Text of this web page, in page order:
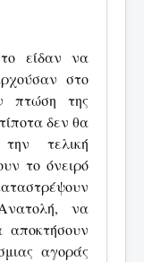
το είδαν να
στο
πτώση της
δεν θα
τελική
το όνειρό
να
αποκτήσουν
αγοράς